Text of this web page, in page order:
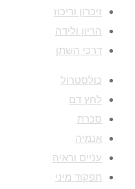
זיכרון וריכוז
הריון ולידה
דרכי השתן
כולסטרול
לחץ דם
סכרת
אנמיה
עניים וראיה
תפקוד מיני